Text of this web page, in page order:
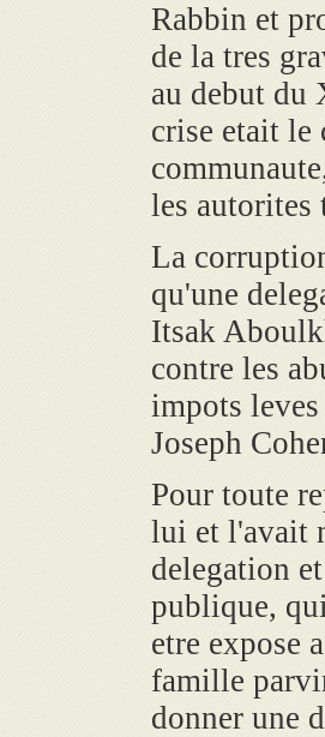
Rabbin et
de la tres
au debut du
crise etait le
les autorites
La
qu'une
Itsak
contre les
impots
Joseph
Pour toute
lui et l'avait
delegation
publique,
etre expose
famille
donner une